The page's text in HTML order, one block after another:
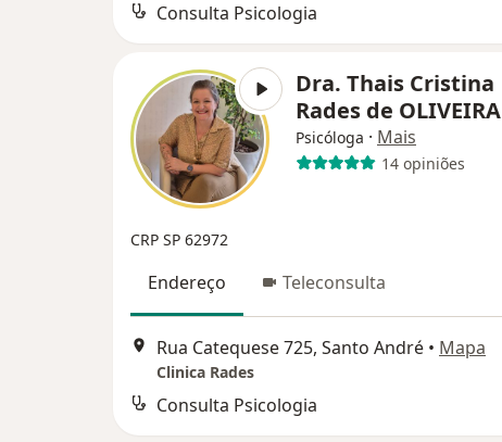
Consulta Psicologia
Dra. Thais Cristina
Rades de OLIVEIRA
Psicóloga · Mais
14 opiniões
CRP SP 62972
Endereço Teleconsulta
Rua Catequese 725, Santo André • Mapa
Clinica Rades
Consulta Psicologia